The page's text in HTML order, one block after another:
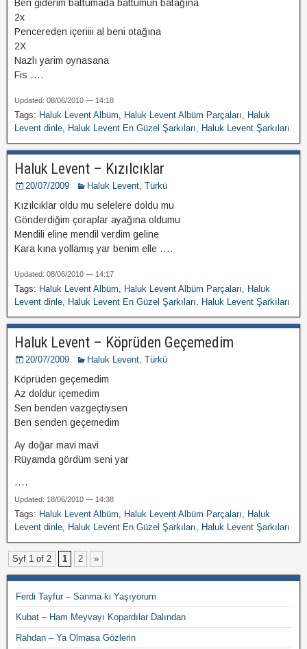
Ben giderim battumada battumun batağına
2x
Pencereden içeriiii al beni otağına
2X
Nazlı yarim oynasana
Fis ....
Updated: 08/06/2010 — 14:18
Tags: Haluk Levent Albüm, Haluk Levent Albüm Parçaları, Haluk
Levent dinle, Haluk Levent En Güzel Şarkıları, Haluk Levent Şarkıları
Haluk Levent – Kızılcıklar
20/07/2009 Haluk Levent, Türkü
Kızılcıklar oldu mu selelere doldu mu
Gönderdiğim çoraplar ayağına oldumu
Mendili eline mendil verdim geline
Kara kına yollamış yar benim elle ....
Updated: 08/06/2010 — 14:17
Tags: Haluk Levent Albüm, Haluk Levent Albüm Parçaları, Haluk
Levent dinle, Haluk Levent En Güzel Şarkıları, Haluk Levent Şarkıları
Haluk Levent – Köprüden Geçemedim
20/07/2009 Haluk Levent, Türkü
Köprüden geçemedim
Az doldur içemedim
Sen benden vazgeçtiysen
Ben senden geçemedim
Ay doğar mavi mavi
Rüyamda gördüm seni yar
....
Updated: 18/06/2010 — 14:38
Tags: Haluk Levent Albüm, Haluk Levent Albüm Parçaları, Haluk
Levent dinle, Haluk Levent En Güzel Şarkıları, Haluk Levent Şarkıları
Syf 1 of 2 1 2 »
Ferdi Tayfur – Sanma ki Yaşıyorum
Kubat – Ham Meyvayı Kopardılar Dalından
Rahdan – Ya Olmasa Gözlerin